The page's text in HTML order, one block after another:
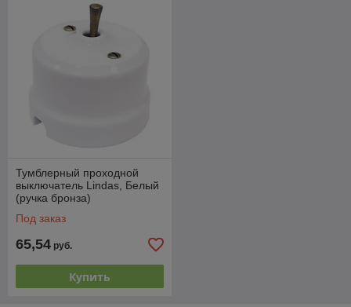
Тумблерный проходной
выключатель Lindas, Белый
(ручка бронза)
Под заказ
65,54 руб.
Купить